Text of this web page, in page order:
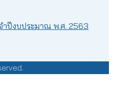
ำปีงบประมาณ พ.ศ. 2563